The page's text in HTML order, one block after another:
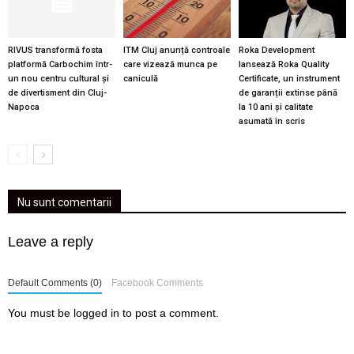
RIVUS transformă fosta
platformă Carbochim într-
un nou centru cultural și
de divertisment din Cluj-
Napoca
ITM Cluj anunță controale
care vizează munca pe
caniculă
Roka Development
lansează Roka Quality
Certificate, un instrument
de garanții extinse până
la 10 ani și calitate
asumată în scris
Nu sunt comentarii
Leave a reply
Default Comments (0) Facebook Comments
You must be logged in to post a comment.